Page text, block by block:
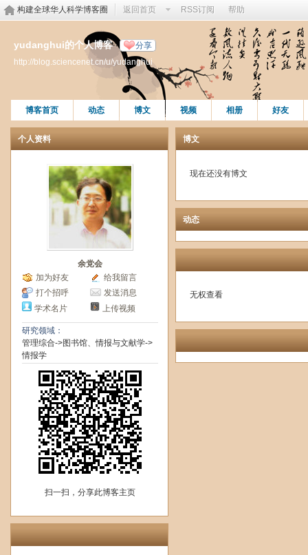
构建全球华人科学博客圈 返回首页 RSS订阅 帮助
yudanghui的个人博客 分享
http://blog.sciencenet.cn/u/yudanghui
博客首页 动态 博文 视频 相册 好友
个人资料
余党会
加为好友
给我留言
打个招呼
发送消息
学术名片
上传视频
研究领域：
管理综合->图书馆、情报与文献学->
情报学
扫一扫，分享此博客主页
博文
现在还没有博文
动态
无权查看